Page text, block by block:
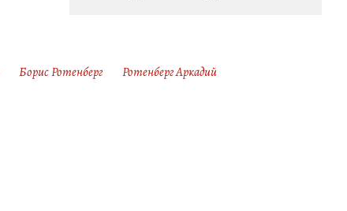
Борис Ротенберг
Ротенберг Аркадий